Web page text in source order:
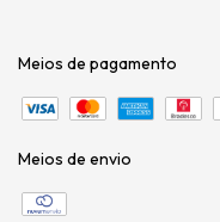
Meios de pagamento
Meios de envio